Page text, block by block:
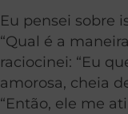
Eu pensei sobre
“Qual é a
raciocinei: “Eu
amorosa, cheia
“Então, ele me